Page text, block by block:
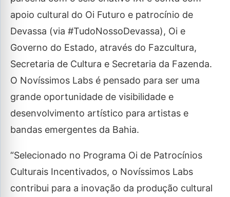
apoio cultural do Oi Futuro e patrocínio de
Devassa (via #TudoNossoDevassa), Oi e
Governo do Estado, através do Fazcultura,
Secretaria de Cultura e Secretaria da Fazenda.
O Novíssimos Labs é pensado para ser uma
grande oportunidade de visibilidade e
desenvolvimento artístico para artistas e
bandas emergentes da Bahia.
“Selecionado no Programa Oi de Patrocínios
Culturais Incentivados, o Novíssimos Labs
contribui para a inovação da produção cultural